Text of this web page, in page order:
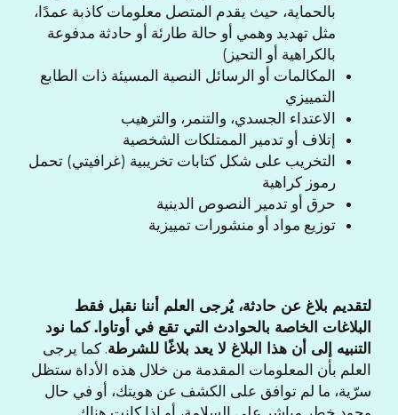
بالحماية، حيث يقدم المتصل معلومات كاذبة عمدًا،
مثل تهديد وهمي أو حالة طارئة أو حادثة مدفوعة
بالكراهية أو التحيز)
المكالمات أو الرسائل النصية المسيئة ذات الطابع
التمييزي
الاعتداء الجسدي، والتنمر، والترهيب
إتلاف أو تدمير الممتلكات الشخصية
التخريب على شكل كتابات تخريبية (غرافيتي) تحمل
رموز كراهية
حرق أو تدمير النصوص الدينية
توزيع مواد أو منشورات تمييزية
لتقديم بلاغ عن حادثة، يُرجى العلم أننا نقبل فقط
البلاغات الخاصة بالحوادث التي تقع في أوتاوا. كما نود
التنبيه إلى أن هذا البلاغ لا يعد بلاغًا للشرطة. كما يرجى
العلم بأن المعلومات المقدمة من خلال هذه الأداة ستظل
سرّية، ما لم توافق على الكشف عن هويتك، أو في حال